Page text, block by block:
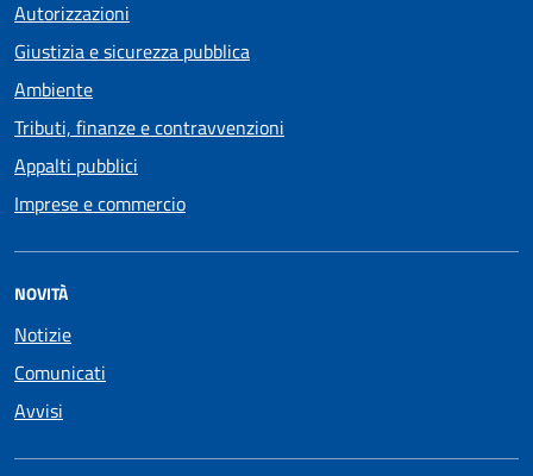
Autorizzazioni
Giustizia e sicurezza pubblica
Ambiente
Tributi, finanze e contravvenzioni
Appalti pubblici
Imprese e commercio
NOVITÀ
Notizie
Comunicati
Avvisi